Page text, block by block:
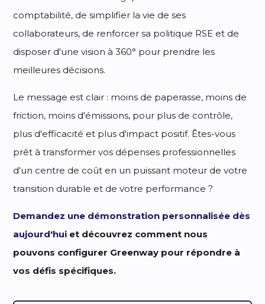
comptabilité, de simplifier la vie de ses
collaborateurs, de renforcer sa politique RSE et de
disposer d'une vision à 360° pour prendre les
meilleures décisions.
Le message est clair : moins de paperasse, moins de
friction, moins d'émissions, pour plus de contrôle,
plus d'efficacité et plus d'impact positif. Êtes-vous
prêt à transformer vos dépenses professionnelles
d'un centre de coût en un puissant moteur de votre
transition durable et de votre performance ?
Demandez une démonstration personnalisée dès
aujourd'hui et découvrez comment nous
pouvons configurer Greenway pour répondre à
vos défis spécifiques.